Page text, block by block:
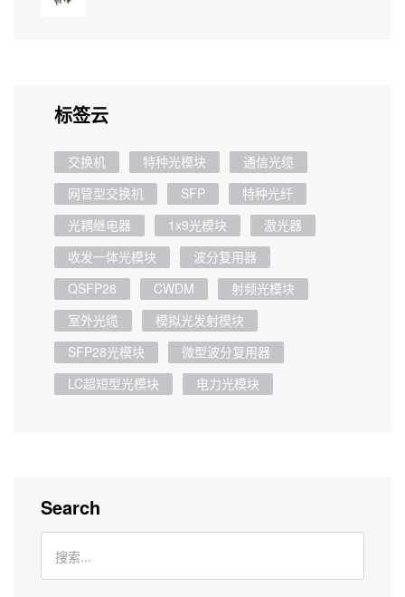
标签云
交换机 特种光模块
通信光缆
网管型交换机
SFP
特种光纤
光耦继电器
1x9光模块
激光器
收发一体光模块
波分复用器
QSFP28
CWDM
射频光模块
室外光缆
模拟光发射模块
SFP28光模块
微型波分复用器
LC超短型光模块
电力光模块
Search